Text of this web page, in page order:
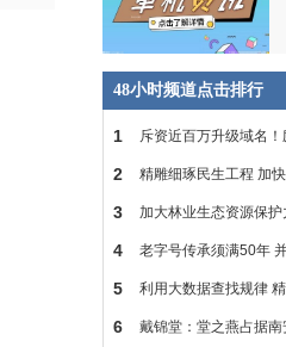
48小时频道点击排行
1 斥资近百万升级域名
2 精雕细琢民生工程 加
3 加大林业生态资源保
4 老字号传承须满50年
5 利用大数据查找规律
6 戴锦堂：堂之燕占据